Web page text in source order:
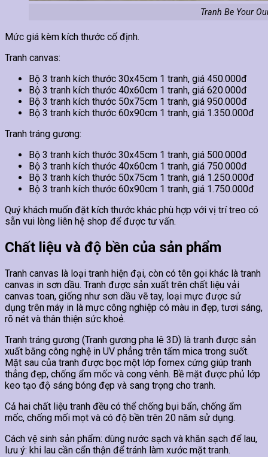
Tranh Be Your
Mức giá kèm kích thước cố định.
Tranh canvas:
Bộ 3 tranh kích thước 30x45cm 1 tranh, giá 450.000đ
Bộ 3 tranh kích thước 40x60cm 1 tranh, giá 620.000đ
Bộ 3 tranh kích thước 50x75cm 1 tranh, giá 950.000đ
Bộ 3 tranh kích thước 60x90cm 1 tranh, giá 1.350.000đ
Tranh tráng gương:
Bộ 3 tranh kích thước 30x45cm 1 tranh, giá 500.000đ
Bộ 3 tranh kích thước 40x60cm 1 tranh, giá 750.000đ
Bộ 3 tranh kích thước 50x75cm 1 tranh, giá 1.250.000đ
Bộ 3 tranh kích thước 60x90cm 1 tranh, giá 1.750.000đ
Quý khách muốn đặt kích thước khác phù hợp với vị trí treo có
sẵn vui lòng liên hệ shop để được tư vấn.
Chất liệu và độ bền của sản phẩm
Tranh canvas là loại tranh hiện đại, còn có tên gọi khác là tranh
canvas in sơn dầu. Tranh được sản xuất trên chất liệu vải
canvas toan, giống như sơn dầu vẽ tay, loại mực được sử
dụng trên máy in là mực công nghiệp có màu in đẹp, tươi sáng,
rõ nét và thân thiện sức khoẻ.
Tranh tráng gương (Tranh gương pha lê 3D) là tranh được sản
xuất bằng công nghệ in UV phẳng trên tấm mica trong suốt.
Mặt sau của tranh được bọc một lớp fomex cứng giúp tranh
thẳng đẹp, chống ẩm mốc và cong vênh. Bề mặt được phủ lớp
keo tạo độ sáng bóng đẹp và sang trọng cho tranh.
Cả hai chất liệu tranh đều có thể chống bụi bẩn, chống ẩm
mốc, chống mối mọt và có độ bền trên 20 năm sử dụng.
Cách vệ sinh sản phẩm: dùng nước sạch và khăn sạch để lau,
lưu ý: khi lau cần cẩn thận để tránh làm xước mặt tranh.